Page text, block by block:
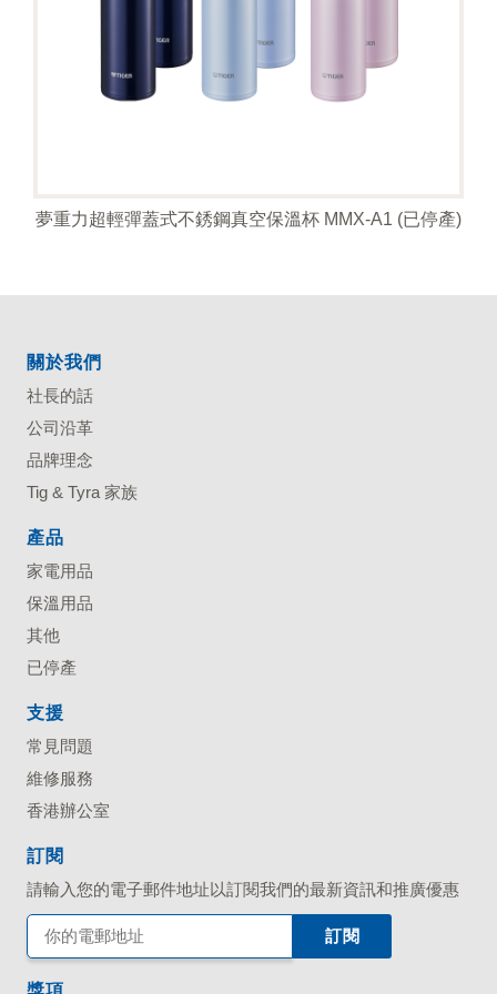
夢重力超輕彈蓋式不銹鋼真空保溫杯 MMX-A1 (已停產)
關於我們
社長的話
公司沿革
品牌理念
Tig & Tyra 家族
產品
家電用品
保溫用品
其他
已停產
支援
常見問題
維修服務
香港辦公室
訂閱
請輸入您的電子郵件地址以訂閱我們的最新資訊和推廣優惠
獎項